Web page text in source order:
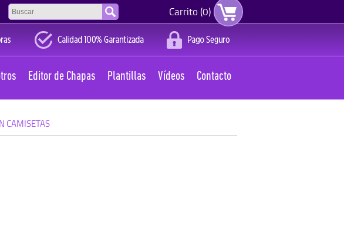
Carrito (0)
Editor de Chapas Plantillas Vídeos Contacto
CAMISETAS